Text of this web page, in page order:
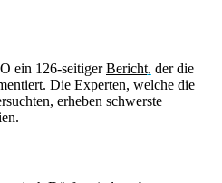
ein 126-seitigerBericht, der die
Die Experten, welche die
erheben schwerste